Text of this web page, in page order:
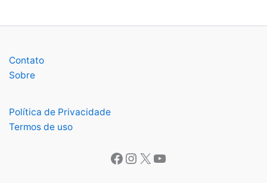
Contato
Sobre
Política de Privacidade
Termos de uso